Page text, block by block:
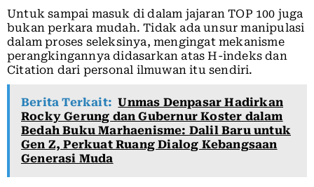
Untuk sampai masuk di dalam jajaran TOP 100 juga
bukan perkara mudah. Tidak ada unsur manipulasi
dalam proses seleksinya, mengingat mekanisme
perangkingannya didasarkan atas H-indeks dan
Citation dari personal ilmuwan itu sendiri.
Berita Terkait: Unmas Denpasar Hadirkan
Rocky Gerung dan Gubernur Koster dalam
Bedah Buku Marhaenisme: Dalil Baru untuk
Gen Z, Perkuat Ruang Dialog Kebangsaan
Generasi Muda